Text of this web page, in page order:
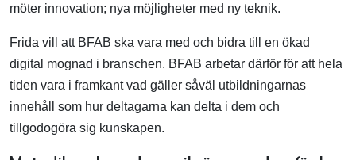
möter innovation; nya möjligheter med ny teknik.
Frida vill att BFAB ska vara med och bidra till en ökad
digital mognad i branschen. BFAB arbetar därför för att hela
tiden vara i framkant vad gäller såväl utbildningarnas
innehåll som hur deltagarna kan delta i dem och
tillgodogöra sig kunskapen.